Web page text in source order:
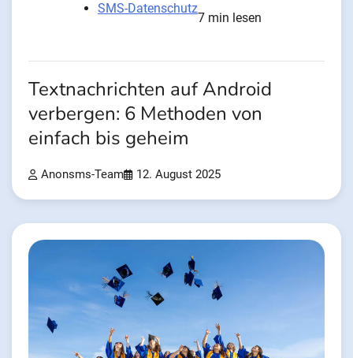
SMS-Datenschutz
7 min lesen
Textnachrichten auf Android
verbergen: 6 Methoden von
einfach bis geheim
Anonsms-Team 12. August 2025